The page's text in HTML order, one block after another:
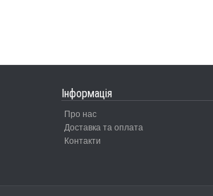
Інформація
Про нас
Доставка та оплата
Контакти